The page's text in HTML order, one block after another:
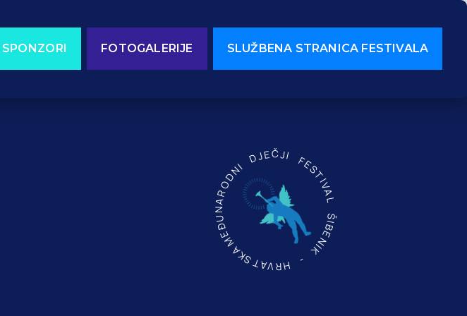
SPONZORI FOTOGALERIJE SLUŽBENA STRANICA FESTIVALA
MEĐUNARODNI DJEČJI FESTIVAL ŠIBENIK - HRVATSKA